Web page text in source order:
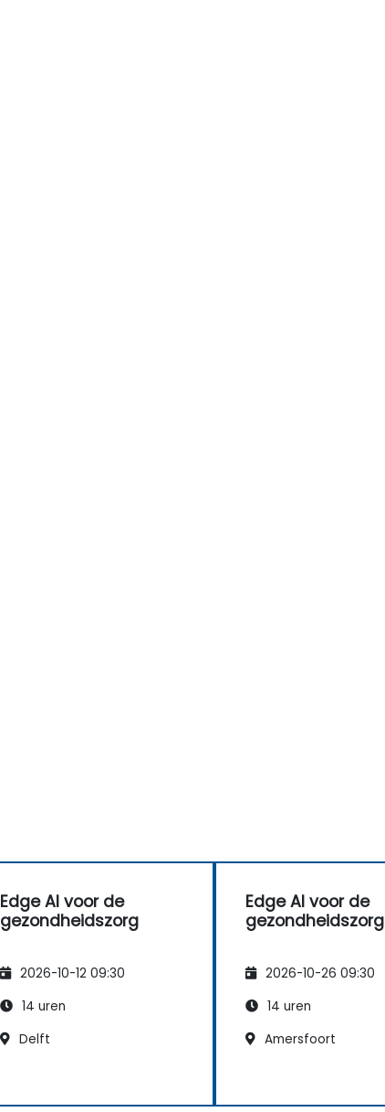
Edge AI voor de
gezondheidszorg
2026-10-12 09:30
14 uren
Delft
Edge AI voor de
gezondheidszorg
2026-10-26 09:30
14 uren
Amersfoort